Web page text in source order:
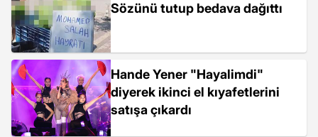
Sözünü tutup bedava dağıttı
Hande Yener "Hayalimdi"
diyerek ikinci el kıyafetlerini
satışa çıkardı